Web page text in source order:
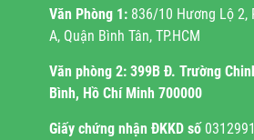
Văn Phòng 1: 836/10 Hương Lộ 2,
A, Quận Bình Tân, TP.HCM
Văn phòng 2: 399B Đ. Trường
Bình, Hồ Chí Minh 700000
Giấy chứng nhận ĐKKD số